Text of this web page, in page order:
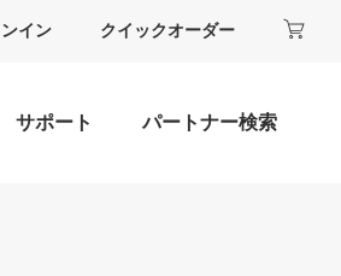
イン クイックオーダー
サポート パートナー検索